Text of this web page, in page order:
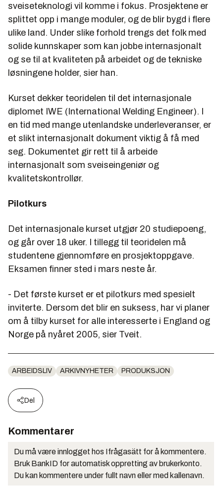
sveiseteknologi vil komme i fokus. Prosjektene er
splittet opp i mange moduler, og de blir bygd i flere
ulike land. Under slike forhold trengs det folk med
solide kunnskaper som kan jobbe internasjonalt
og se til at kvaliteten på arbeidet og de tekniske
løsningene holder, sier han.
Kurset dekker teoridelen til det internasjonale
diplomet IWE (International Welding Engineer). I
en tid med mange utenlandske underleveranser, er
et slikt internasjonalt dokument viktig å få med
seg. Dokumentet gir rett til å arbeide
internasjonalt som sveiseingeniør og
kvalitetskontrollør.
Pilotkurs
Det internasjonale kurset utgjør 20 studiepoeng,
og går over 18 uker. I tillegg til teoridelen må
studentene gjennomføre en prosjektoppgave.
Eksamen finner sted i mars neste år.
- Det første kurset er et pilotkurs med spesielt
inviterte. Dersom det blir en suksess, har vi planer
om å tilby kurset for alle interesserte i England og
Norge på nyåret 2005, sier Tveit.
ARBEIDSLIV ARKIVNYHETER PRODUKSJON
Del
Kommentarer
Du må være innlogget hos Ifrågasätt for å kommentere.
Bruk BankID for automatisk oppretting av brukerkonto.
Du kan kommentere under fullt navn eller med kallenavn.